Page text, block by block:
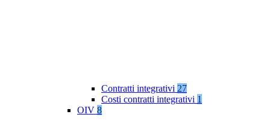
Contratti integrativi 27
Costi contratti integrativi 1
OIV 8